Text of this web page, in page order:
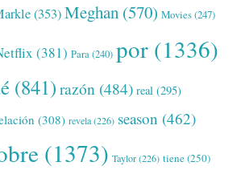
(353) Meghan (570) Movies(247)
(381) Para(240) por (1336)
(841) razón (484) real (295)
(308) revela(226) season (462)
(1373) Taylor(226) tiene(250)